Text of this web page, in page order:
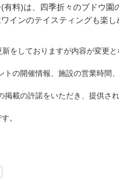
料)は、四季折々のブドウ園
インのテイスティングも楽し
をしておりますが内容が変更
の開催情報、施設の営業時間
載の許諾をいただき、提供さ
。